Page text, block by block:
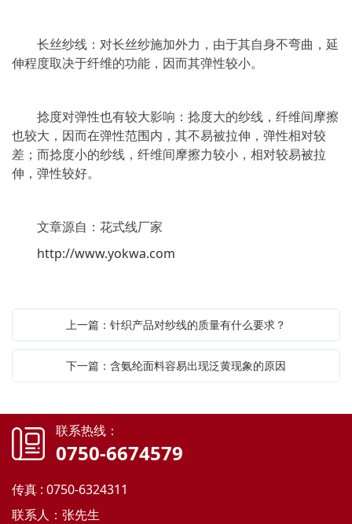
长丝纱线：对长丝纱施加外力，由于其自身不弯曲，延
伸程度取决于纤维的功能，因而其弹性较小。
捻度对弹性也有较大影响：捻度大的纱线，纤维间摩擦
也较大，因而在弹性范围内，其不易被拉伸，弹性相对较
差；而捻度小的纱线，纤维间摩擦力较小，相对较易被拉
伸，弹性较好。
文章源自：花式线厂家
http://www.yokwa.com
上一篇：针织产品对纱线的质量有什么要求？
下一篇：含氨纶面料容易出现泛黄现象的原因
联系热线：
0750-6674579
传真 : 0750-6324311
联系人：张先生